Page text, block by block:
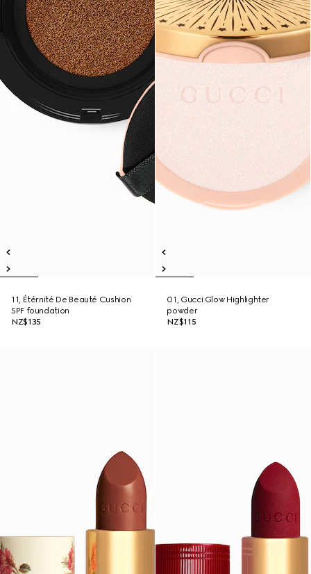
11, Étérnité De Beauté Cushion
SPF foundation
NZ$135
01, Gucci Glow Highlighter
powder
NZ$115